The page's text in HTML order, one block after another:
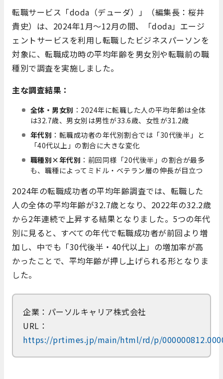
転職サービス「doda（デューダ）」
（編集長：桜井
貴史）は、2024年1月～12月の間、「doda」エージ
ェントサービスを利用し転職したビジネスパーソンを
対象に、転職成功時の平均年齢を男女別や転職前の職
種別で調査を実施しました。
主な調査結果：
全体・男女別 ：2024年に転職した人の平均年齢は全体
は32.7歳、男女別は男性が33.6歳、女性が31.2歳
年代別 ：転職成功者の年代別割合では「30代後半」と
「40代以上」の割合に大きな変化
職種別×年代別 ：前回同様「20代後半」の割合が最多
も、職種によってミドル・ベテラン層の伸長が目立つ
2024年の転職成功者の平均年齢調査では、転職した
人の全体の平均年齢が32.7歳となり、2022年の32.2歳
から2年連続で上昇する結果となりました。5つの年代
別に見ると、すべての年代で転職成功者が前回より増
加し、中でも「30代後半・40代以上」の増加率が高
かったことで、平均年齢が押し上げられる形となりま
した。
企業：パーソルキャリア株式会社
URL：
https://prtimes.jp/main/html/rd/p/